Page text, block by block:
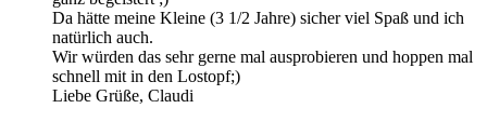
Da hätte meine Kleine (3 1/2 Jahre) sicher viel Spaß und ich
natürlich auch.
Wir würden das sehr gerne mal ausprobieren und hoppen mal
schnell mit in den Lostopf;)
Liebe Grüße, Claudi